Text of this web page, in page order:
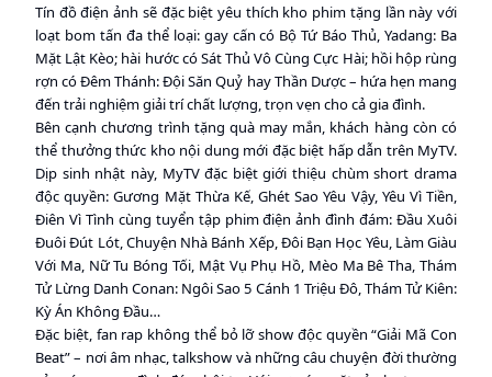
Tín đồ điện ảnh sẽ đặc biệt yêu thích kho phim tặng lần này với
loạt bom tấn đa thể loại: gay cấn có Bộ Tứ Báo Thủ, Yadang: Ba
Mặt Lật Kèo; hài hước có Sát Thủ Vô Cùng Cực Hài; hồi hộp rùng
rợn có Đêm Thánh: Đội Săn Quỷ hay Thần Dược – hứa hẹn mang
đến trải nghiệm giải trí chất lượng, trọn vẹn cho cả gia đình.
Bên cạnh chương trình tặng quà may mắn, khách hàng còn có
thể thưởng thức kho nội dung mới đặc biệt hấp dẫn trên MyTV.
Dịp sinh nhật này, MyTV đặc biệt giới thiệu chùm short drama
độc quyền: Gương Mặt Thừa Kế, Ghét Sao Yêu Vậy, Yêu Vì Tiền,
Điên Vì Tình cùng tuyển tập phim điện ảnh đình đám: Đầu Xuôi
Đuôi Đút Lót, Chuyện Nhà Bánh Xếp, Đôi Bạn Học Yêu, Làm Giàu
Với Ma, Nữ Tu Bóng Tối, Mật Vụ Phụ Hồ, Mèo Ma Bê Tha, Thám
Tử Lừng Danh Conan: Ngôi Sao 5 Cánh 1 Triệu Đô, Thám Tử Kiên:
Kỳ Án Không Đầu…
Đặc biệt, fan rap không thể bỏ lỡ show độc quyền “Giải Mã Con
Beat” – nơi âm nhạc, talkshow và những câu chuyện đời thường